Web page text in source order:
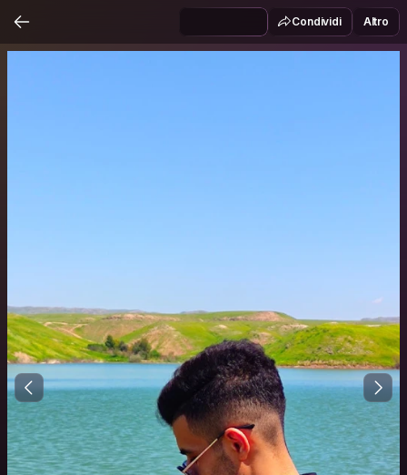
Condividi Altro